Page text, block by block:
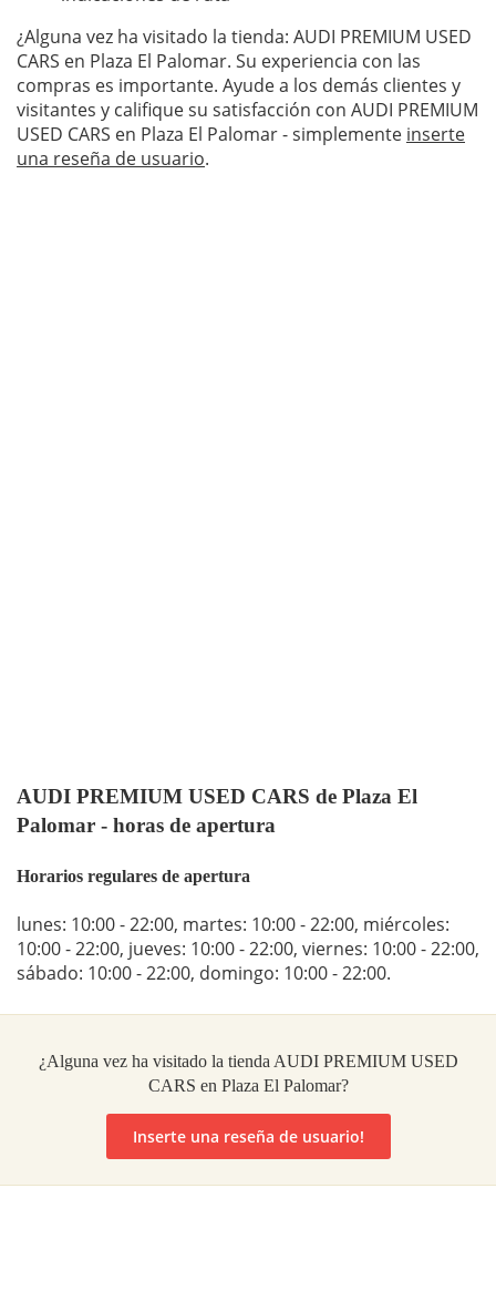
¿Alguna vez ha visitado la tienda: AUDI PREMIUM USED
CARS en Plaza El Palomar. Su experiencia con las
compras es importante. Ayude a los demás clientes y
visitantes y califique su satisfacción con AUDI PREMIUM
USED CARS en Plaza El Palomar - simplemente inserte
una reseña de usuario.
AUDI PREMIUM USED CARS de Plaza El
Palomar - horas de apertura
Horarios regulares de apertura
lunes: 10:00 - 22:00, martes: 10:00 - 22:00, miércoles:
10:00 - 22:00, jueves: 10:00 - 22:00, viernes: 10:00 - 22:00,
sábado: 10:00 - 22:00, domingo: 10:00 - 22:00.
¿Alguna vez ha visitado la tienda AUDI PREMIUM USED
CARS en Plaza El Palomar?
Inserte una reseña de usuario!